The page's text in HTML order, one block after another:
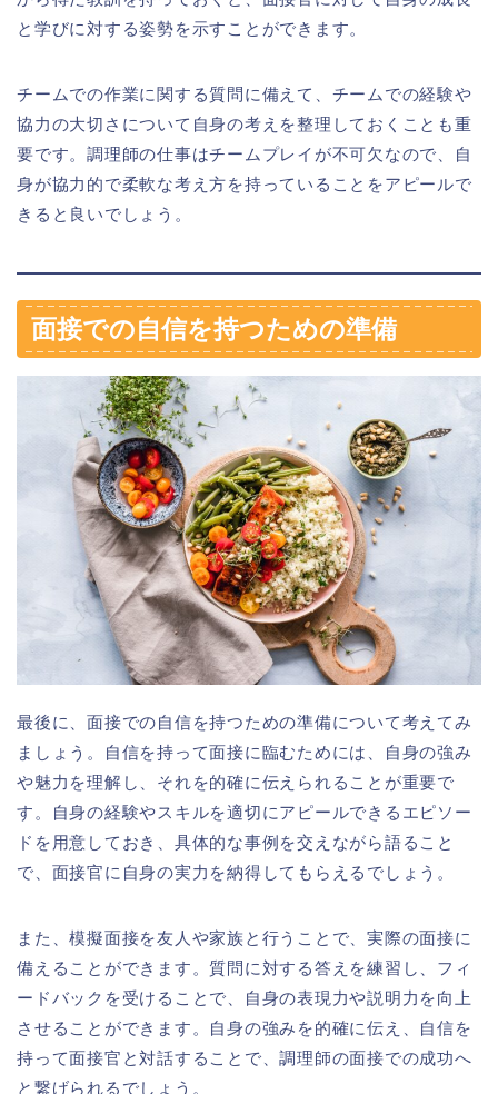
と学びに対する姿勢を示すことができます。
チームでの作業に関する質問に備えて、チームでの経験や
協力の大切さについて自身の考えを整理しておくことも重
要です。調理師の仕事はチームプレイが不可欠なので、自
身が協力的で柔軟な考え方を持っていることをアピールで
きると良いでしょう。
面接での自信を持つための準備
最後に、面接での自信を持つための準備について考えてみ
ましょう。自信を持って面接に臨むためには、自身の強み
や魅力を理解し、それを的確に伝えられることが重要で
す。自身の経験やスキルを適切にアピールできるエピソー
ドを用意しておき、具体的な事例を交えながら語ること
で、面接官に自身の実力を納得してもらえるでしょう。
また、模擬面接を友人や家族と行うことで、実際の面接に
備えることができます。質問に対する答えを練習し、フィ
ードバックを受けることで、自身の表現力や説明力を向上
させることができます。自身の強みを的確に伝え、自信を
持って面接官と対話することで、調理師の面接での成功へ
と繋げられるでしょう。